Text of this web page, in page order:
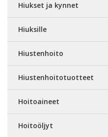
Hiukset ja kynnet
Hiuksille
Hiustenhoito
Hiustenhoitotuotteet
Hoitoaineet
Hoitoöljyt